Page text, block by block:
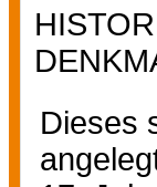
Dieses